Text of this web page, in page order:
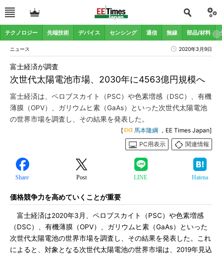
テクノロジー 先端技術 デバイス センシング 通信 無線 部品/材料
ニュース 2020年3月9日
次世代太陽電池市場、2030年に4563億円規模へ
富士経済が調査
富士経済は、ペロブスカイト（PSC）や色素増感（DSC）、有機
薄膜（OPV）、ガリウムヒ素（GaAs）といった次世代太陽電池
の世界市場を調査し、その結果を発表した。
[ 馬本隆綱 ，EE Times Japan]
PC用表示
関連情報
Share Post LINE Hatena
価格競争力を高めていくことが重要
富士経済は2020年3月、ペロブスカイト（PSC）や色素増感
（DSC）、有機薄膜（OPV）、ガリウムヒ素（GaAs）といった
次世代太陽電池の世界市場を調査し、その結果を発表した。これ
によると、対象となる次世代太陽電池の世界市場は、2019年見込